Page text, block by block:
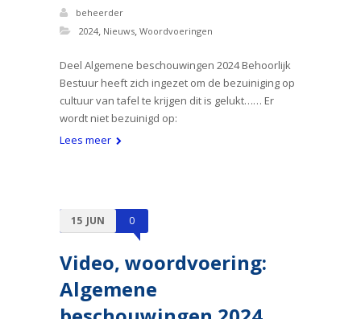
beheerder
2024, Nieuws, Woordvoeringen
Deel Algemene beschouwingen 2024 Behoorlijk
Bestuur heeft zich ingezet om de bezuiniging op
cultuur van tafel te krijgen dit is gelukt…… Er
wordt niet bezuinigd op:
Lees meer
15 JUN 0
Video, woordvoering:
Algemene